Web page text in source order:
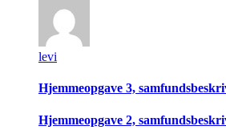
levi
Hjemmeopgave 3,
Hjemmeopgave 2,